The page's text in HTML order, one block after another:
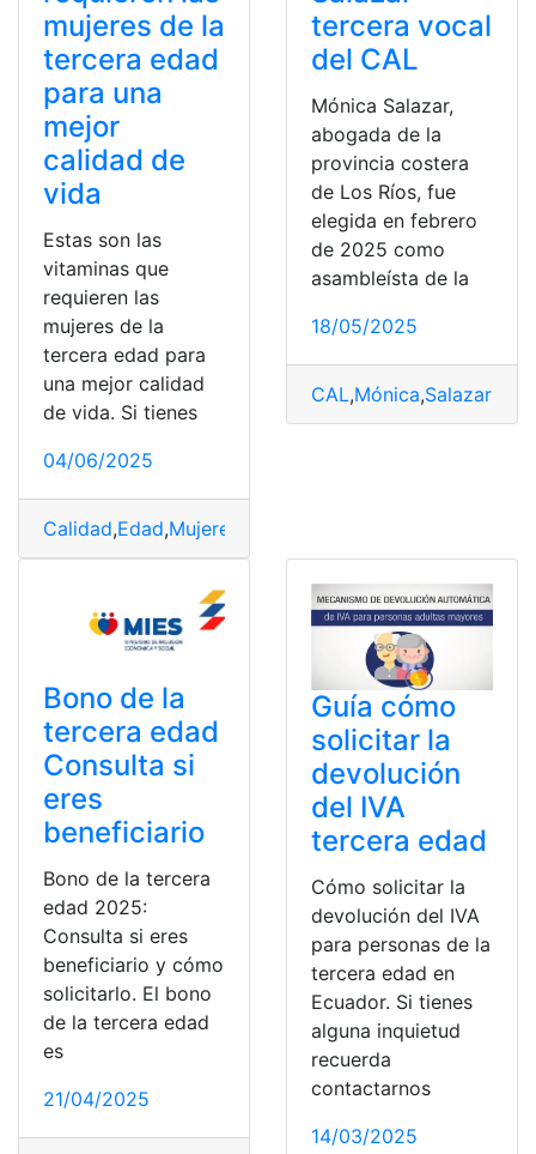
mujeres de la
tercera edad
para una
mejor
calidad de
vida
Estas son las
vitaminas que
requieren las
mujeres de la
tercera edad para
una mejor calidad
de vida. Si tienes
04/06/2025
Calidad,Edad,Mujeres
tercera vocal
del CAL
Mónica Salazar,
abogada de la
provincia costera
de Los Ríos, fue
elegida en febrero
de 2025 como
asambleísta de la
18/05/2025
CAL,Mónica,Salazar
Bono de la
tercera edad
Consulta si
eres
beneficiario
Bono de la tercera
edad 2025:
Consulta si eres
beneficiario y cómo
solicitarlo. El bono
de la tercera edad
es
21/04/2025
Guía cómo
solicitar la
devolución
del IVA
tercera edad
Cómo solicitar la
devolución del IVA
para personas de la
tercera edad en
Ecuador. Si tienes
alguna inquietud
recuerda
contactarnos
14/03/2025